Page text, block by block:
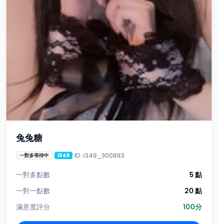
兔兔糖
一對多等待中 i349 ID: i349_300893
一對多點數
5 點
一對一點數
20 點
滿意度評分
100分